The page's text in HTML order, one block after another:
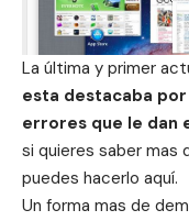
La última y primer
esta destacaba
errores que le dan
si quieres saber mas
puedes hacerlo aquí.
Un forma mas de